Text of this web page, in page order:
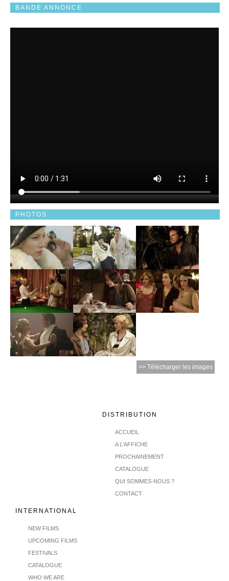
BANDE ANNONCE
PHOTOS
>> Télécharger les images
DISTRIBUTION
ACCUEIL
A L'AFFICHE
PROCHAINEMENT
CATALOGUE
QUI SOMMES-NOUS ?
CONTACT
INTERNATIONAL
NEW FILMS
UPCOMING FILMS
FESTIVALS
CATALOGUE
WHO WE ARE